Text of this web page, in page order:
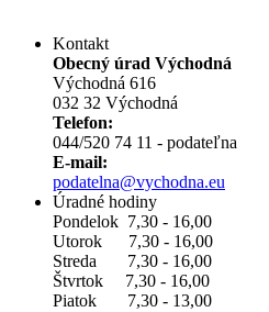
Kontakt
Obecný úrad Východná
Východná 616
032 32 Východná
Telefon:
044/520 74 11 - podateľna
E-mail:
podatelna@vychodna.eu
Úradné hodiny
Pondelok 7,30 - 16,00
Utorok 7,30 - 16,00
Streda 7,30 - 16,00
Štvrtok 7,30 - 16,00
Piatok 7,30 - 13,00